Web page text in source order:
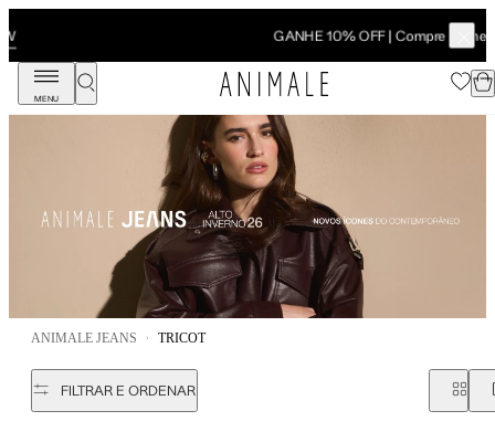
GANHE 10% OFF | Compre online e retire em lojaSHOP NOW
MENU
ANIMALE JEANS TRICOT
FILTRAR E ORDENAR